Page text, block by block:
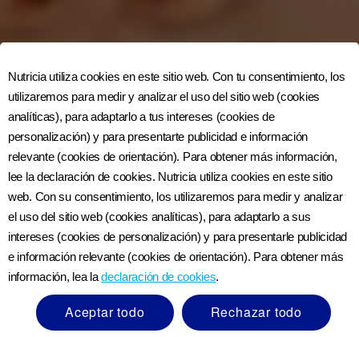
Nutricia utiliza cookies en este sitio web. Con tu consentimiento, los
utilizaremos para medir y analizar el uso del sitio web (cookies
analíticas), para adaptarlo a tus intereses (cookies de
personalización) y para presentarte publicidad e información
relevante (cookies de orientación). Para obtener más información,
lee la declaración de cookies. Nutricia utiliza cookies en este sitio
web. Con su consentimiento, los utilizaremos para medir y analizar
el uso del sitio web (cookies analíticas), para adaptarlo a sus
intereses (cookies de personalización) y para presentarle publicidad
e información relevante (cookies de orientación). Para obtener más
información, lea ladeclaración de cookies.
Aceptar todo
Rechazar todo